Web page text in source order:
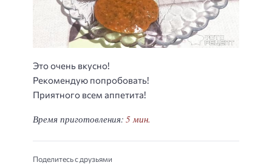
Это очень вкусно!
Рекомендую попробовать!
Приятного всем аппетита!
Время приготовления: 5 мин.
Поделитесь с друзьями